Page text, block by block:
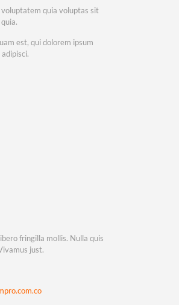
voluptatem quia voluptas sit
est, qui dolorem ipsum
fringilla mollis. Nulla quis
just.